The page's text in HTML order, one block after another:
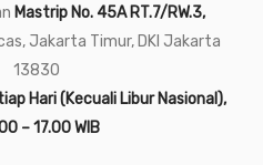
Mastrip No. 45A RT.7/RW.3,
Jakarta Timur, DKI Jakarta
13830
Hari (Kecuali Libur Nasional),
– 17.00 WIB